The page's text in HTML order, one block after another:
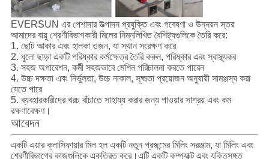
EVERSUN এর পেশাদার উত্পাদন প্রযুক্তি এবং গবেষণা ও উন্নয়ন স্তর
আমাদের বায়ু শ্রেণীবিভাগকারী মিলের নিম্নলিখিত বৈশিষ্ট্যগুলিকে তৈরি করে:
1. ছোট আকার এবং হালকা ওজন, যা স্থান সংরক্ষণ করে
2. ধুলো ছাড়া একটি পরিষ্কার কর্মক্ষেত্র তৈরি করুন, পরিষ্কার এবং স্বাস্থ্যকর
3. সহজ অপারেশন, কর্মী সহজভাবে মেশিন পরিচালনা করতে পারেন
4. উচ্চ দক্ষতা এবং নির্ভুলতা, উচ্চ নাকাল, সূক্ষ্মতা প্রয়োজন অনুযায়ী সামঞ্জস্য করা
যেতে পারে
5. ব্যবহারকারীদের খরচ বাঁচাতে সাহায্য করার জন্য পাওয়ার সাশ্রয় এবং কম
রক্ষণাবেক্ষণ।
আবেদন
একটি এয়ার ক্লাসিফায়ার মিল হল একটি নতুন প্রজন্মের মিলিং সরঞ্জাম, যা মিলিং এবং
শ্রেণীবিভাগের কাজগুলিকে একত্রিত করে।এটি একটি কম্প্যাক্ট এবং যুক্তিসঙ্গত